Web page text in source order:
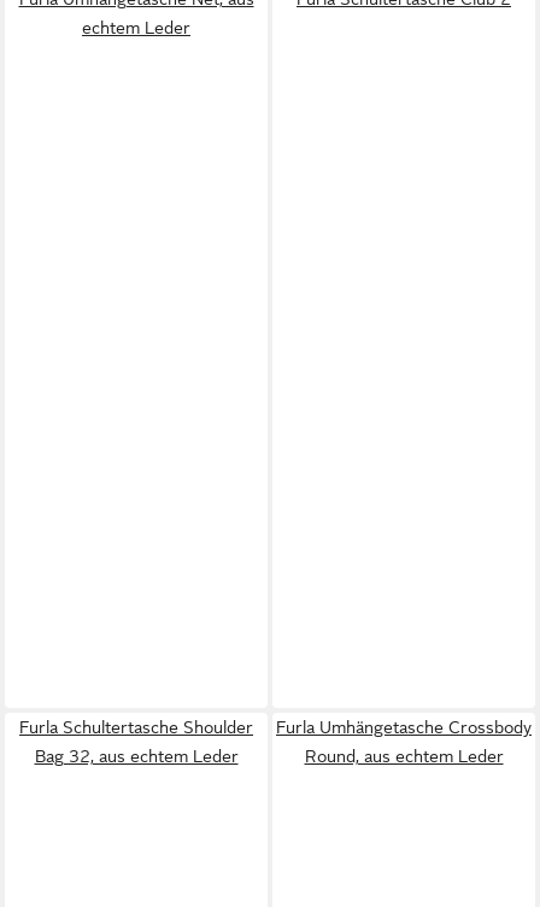
echtem Leder
Furla Schultertasche Shoulder
Bag 32, aus echtem Leder
Furla Umhängetasche Crossbody
Round, aus echtem Leder